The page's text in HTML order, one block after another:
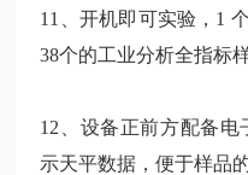
11、开机即可实验，1
38个的工业分析全指标
12、设备正前方配备
示天平数据，便于样品